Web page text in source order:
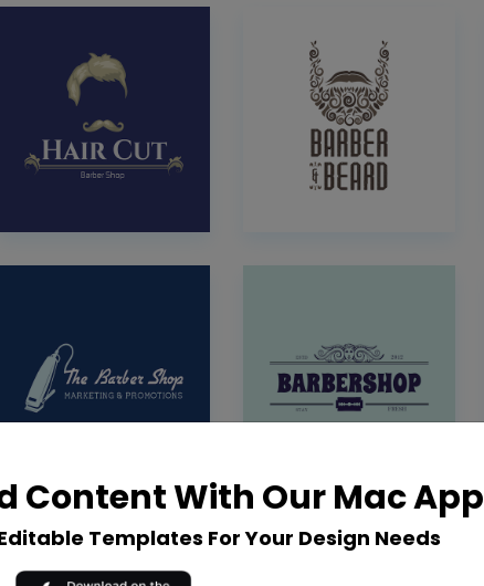
Content With Our Mac App
Templates For Your Design Needs